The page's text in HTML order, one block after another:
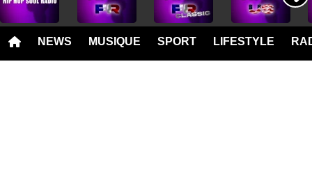
NEWS MUSIQUE SPORT LIFESTYLE